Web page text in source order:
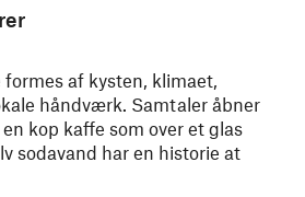
af kysten, klimaet,
håndværk. Samtaler åbner
kop kaffe som over et glas
sodavand har en historie at